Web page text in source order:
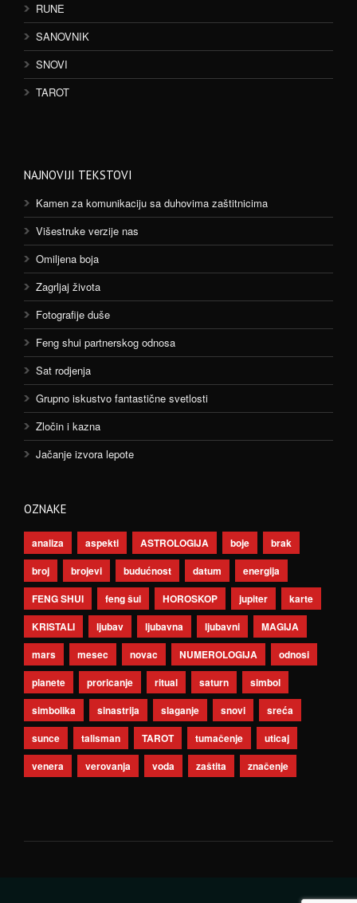
RUNE
SANOVNIK
SNOVI
TAROT
NAJNOVIJI TEKSTOVI
Kamen za komunikaciju sa duhovima zaštitnicima
Višestruke verzije nas
Omiljena boja
Zagrljaj života
Fotografije duše
Feng shui partnerskog odnosa
Sat rodjenja
Grupno iskustvo fantastične svetlosti
Zločin i kazna
Jačanje izvora lepote
OZNAKE
analiza aspekti ASTROLOGIJA boje
brak
broj
brojevi budućnost datum
energija
FENG SHUI
feng šui HOROSKOP jupiter
karte
KRISTALI
ljubav ljubavna ljubavni
MAGIJA
mars
mesec novac NUMEROLOGIJA
odnosi
planete
proricanje ritual saturn
simbol
simbolika
sinastrija slaganje snovi
sreća
sunce
talisman TAROT tumačenje
uticaj
venera
verovanja voda zaštita značenje